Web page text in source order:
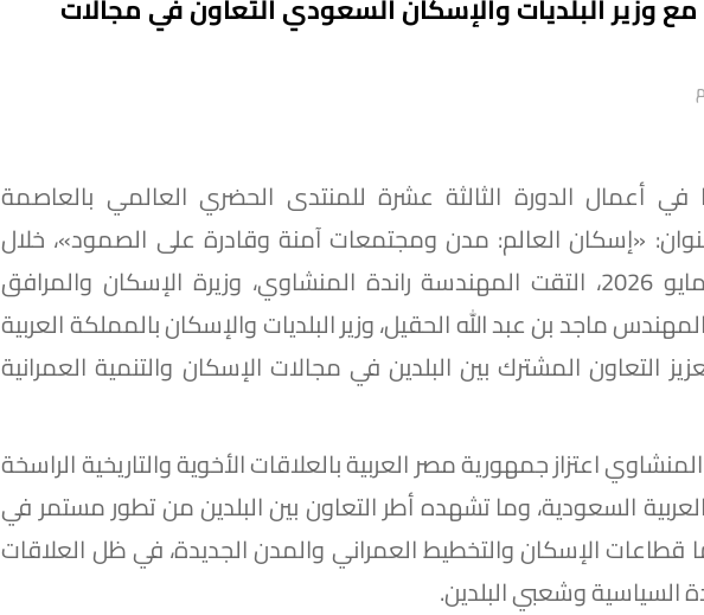
أعمال الدورة الثالثة عشرة للمنتدى الحضري العالمي بالعاصمة
عنوان: «إسكان العالم: مدن ومجتمعات آمنة وقادرة على الصمود»، خلال
الفترة من 17 إلى 22 مايو 2026، التقت المهندسة راندة المنشاوي، وزيرة الإسكان والمرافق
ماجد بن عبد الله الحقيل، وزير البلديات والإسكان بالمملكة العربية
التعاون المشترك بين البلدين في مجالات الإسكان والتنمية العمرانية
اعتزاز جمهورية مصر العربية بالعلاقات الأخوية والتاريخية الراسخة
السعودية، وما تشهده أطر التعاون بين البلدين من تطور مستمر في
قطاعات الإسكان والتخطيط العمراني والمدن الجديدة، في ظل العلاقات
السياسية وشعبي البلدين.